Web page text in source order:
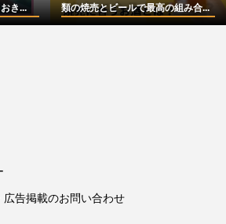
き...
類の焼売とビールで最高の組み合...
告掲載のお問い合わせ